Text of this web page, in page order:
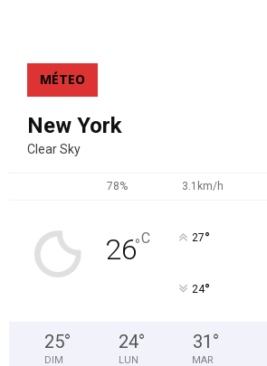
MÉTEO
New York
Clear Sky
78% 3.1km/h
26°C 27°
24°
25°
DIM
24°
LUN
31 °
MAR